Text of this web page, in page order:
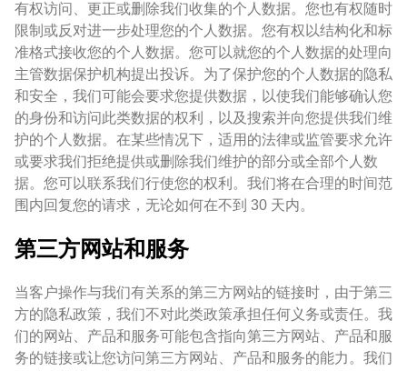
有权访问、更正或删除我们收集的个人数据。您也有权随时
限制或反对进一步处理您的个人数据。您有权以结构化和标
准格式接收您的个人数据。您可以就您的个人数据的处理向
主管数据保护机构提出投诉。为了保护您的个人数据的隐私
和安全，我们可能会要求您提供数据，以使我们能够确认您
的身份和访问此类数据的权利，以及搜索并向您提供我们维
护的个人数据。在某些情况下，适用的法律或监管要求允许
或要求我们拒绝提供或删除我们维护的部分或全部个人数
据。您可以联系我们行使您的权利。我们将在合理的时间范
围内回复您的请求，无论如何在不到 30 天内。
第三方网站和服务
当客户操作与我们有关系的第三方网站的链接时，由于第三
方的隐私政策，我们不对此类政策承担任何义务或责任。我
们的网站、产品和服务可能包含指向第三方网站、产品和服
务的链接或让您访问第三方网站、产品和服务的能力。我们